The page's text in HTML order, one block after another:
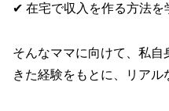
✔ 在宅で収入を作る方法を
そんなママに向けて、私自
きた経験をもとに、リアル